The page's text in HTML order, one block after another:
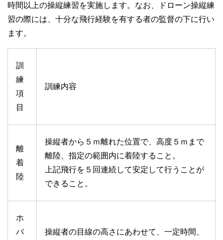
時間以上の操縦練習を実施します。なお、ドローン操縦練
習の際には、十分な飛行経験を有する者の監督の下に行い
ます。
訓
練
項
目
訓練内容
離
着
陸
操縦者から５ｍ離れた位置で、高度５ｍまで
離陸、指定の範囲内に着陸すること。
上記飛行を５回連続して安定して行うことが
できること。
ホ
バ
操縦者の目線の高さにあわせて、一定時間、